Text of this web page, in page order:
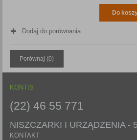
Do
Dodaj do porównania
Porównaj (0)
KONTIS
(22) 46 55 771
NISZCZARKI I URZĄDZENIA -
KONTAKT